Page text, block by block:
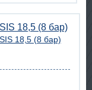
18,5 (8 бар)